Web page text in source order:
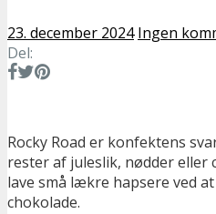
23. december 2024 Ingen
Del:
Rocky Road er konfektens
rester af juleslik, nødder eller
lave små lækre hapsere ved
chokolade.